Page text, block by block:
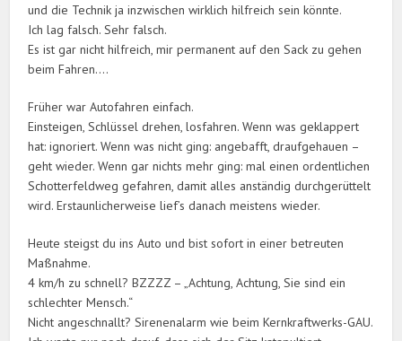
und die Technik ja inzwischen wirklich hilfreich sein könnte.
Ich lag falsch. Sehr falsch.
Es ist gar nicht hilfreich, mir permanent auf den Sack zu gehen
beim Fahren….
Früher war Autofahren einfach.
Einsteigen, Schlüssel drehen, losfahren. Wenn was geklappert
hat: ignoriert. Wenn was nicht ging: angebafft, draufgehauen –
geht wieder. Wenn gar nichts mehr ging: mal einen ordentlichen
Schotterfeldweg gefahren, damit alles anständig durchgerüttelt
wird. Erstaunlicherweise lief’s danach meistens wieder.
Heute steigst du ins Auto und bist sofort in einer betreuten
Maßnahme.
4 km/h zu schnell? BZZZZ – „Achtung, Achtung, Sie sind ein
schlechter Mensch.“
Nicht angeschnallt? Sirenenalarm wie beim Kernkraftwerks-GAU.